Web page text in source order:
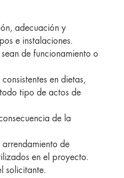
adecuación y
e instalaciones.
de funcionamiento o
en dietas,
tipo de actos de
de la
de
en el proyecto.
solicitante.